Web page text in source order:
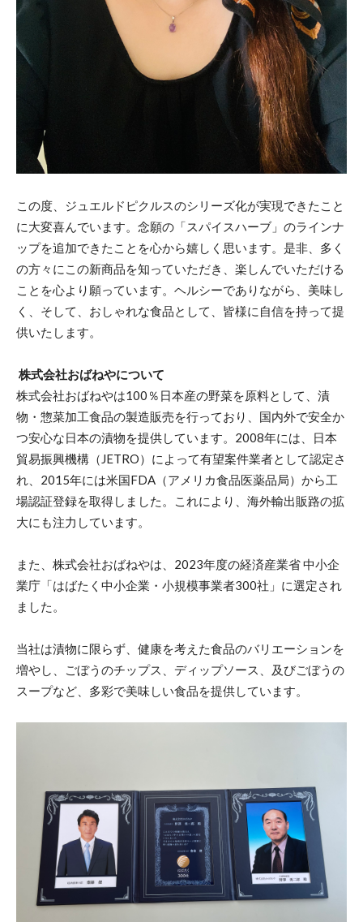
この度、ジュエルドピクルスのシリーズ化が実現できたこと
に大変喜んでいます。念願の「スパイスハーブ」のラインナ
ップを追加できたことを心から嬉しく思います。是非、多く
の方々にこの新商品を知っていただき、楽しんでいただける
ことを心より願っています。ヘルシーでありながら、美味し
く、そして、おしゃれな食品として、皆様に自信を持って提
供いたします。
株式会社おばねやについて
株式会社おばねやは100％日本産の野菜を原料として、漬
物・惣菜加工食品の製造販売を行っており、国内外で安全か
つ安心な日本の漬物を提供しています。2008年には、日本
貿易振興機構（JETRO）によって有望案件業者として認定さ
れ、2015年には米国FDA（アメリカ食品医薬品局）から工
場認証登録を取得しました。これにより、海外輸出販路の拡
大にも注力しています。
また、株式会社おばねやは、2023年度の経済産業省 中小企
業庁「はばたく中小企業・小規模事業者300社」に選定され
ました。
当社は漬物に限らず、健康を考えた食品のバリエーションを
増やし、ごぼうのチップス、ディップソース、及びごぼうの
スープなど、多彩で美味しい食品を提供しています。